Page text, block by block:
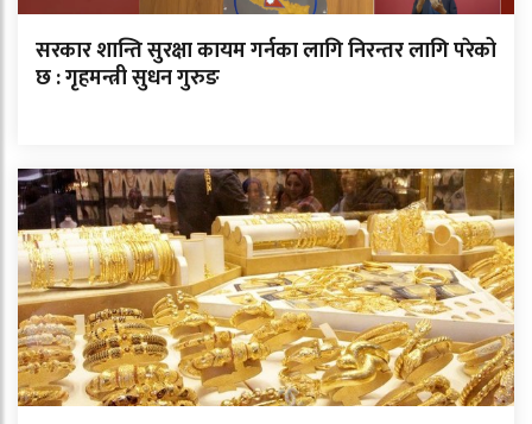
सरकार शान्ति सुरक्षा कायम गर्नका लागि निरन्तर लागि परेको
छ : गृहमन्त्री सुधन गुरुङ